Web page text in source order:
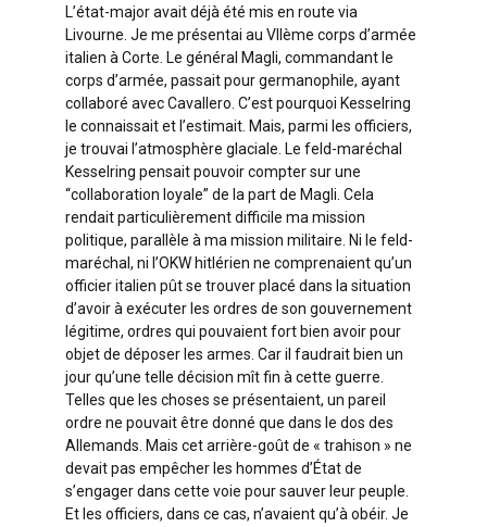
L’état-major avait déjà été mis en route via
Livourne. Je me présentai au VIlème corps d’armée
italien à Corte. Le général Magli, commandant le
corps d’armée, passait pour germanophile, ayant
collaboré avec Cavallero. C’est pourquoi Kesselring
le connaissait et l’estimait. Mais, parmi les officiers,
je trouvai l’atmosphère glaciale. Le feld-maréchal
Kesselring pensait pouvoir compter sur une
“collaboration loyale” de la part de Magli. Cela
rendait particulièrement difficile ma mission
politique, parallèle à ma mission militaire. Ni le feld-
maréchal, ni l’OKW hitlérien ne comprenaient qu’un
officier italien pût se trouver placé dans la situation
d’avoir à exécuter les ordres de son gouvernement
légitime, ordres qui pouvaient fort bien avoir pour
objet de déposer les armes. Car il faudrait bien un
jour qu’une telle décision mît fin à cette guerre.
Telles que les choses se présentaient, un pareil
ordre ne pouvait être donné que dans le dos des
Allemands. Mais cet arrière-goût de « trahison » ne
devait pas empêcher les hommes d’État de
s’engager dans cette voie pour sauver leur peuple.
Et les officiers, dans ce cas, n’avaient qu’à obéir. Je